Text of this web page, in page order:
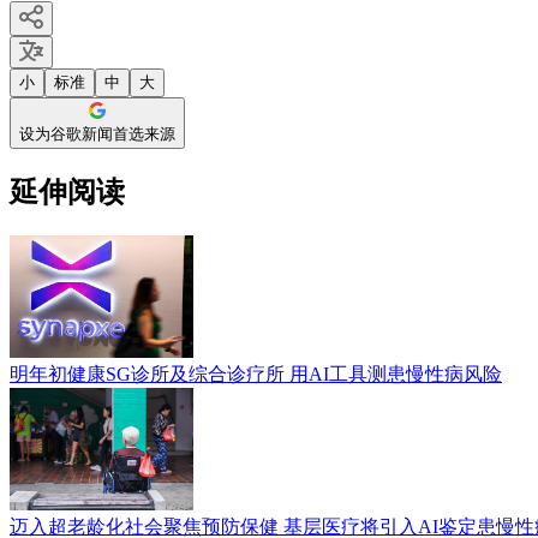
小 标准 中 大
设为谷歌新闻首选来源
延伸阅读
明年初健康SG诊所及综合诊疗所 用AI工具测患慢性病风险
迈入超老龄化社会聚焦预防保健 基层医疗将引入AI鉴定患慢